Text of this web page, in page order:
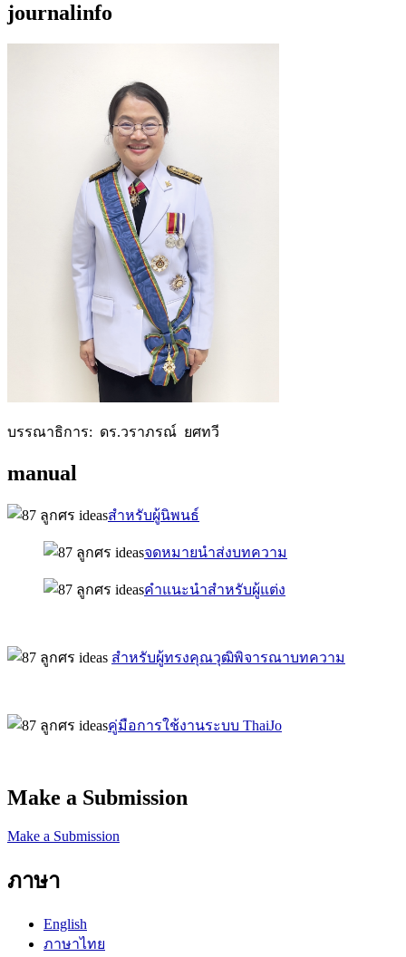
journalinfo
บรรณาธิการ: ดร.วราภรณ์ ยศทวี
manual
สำหรับผู้นิพนธ์
จดหมายนำส่งบทความ
คำแนะนำสำหรับผู้แต่ง
สำหรับผู้ทรงคุณวุฒิพิจารณาบทความ
คู่มือการใช้งานระบบ ThaiJo
Make a Submission
Make a Submission
ภาษา
English
ภาษาไทย